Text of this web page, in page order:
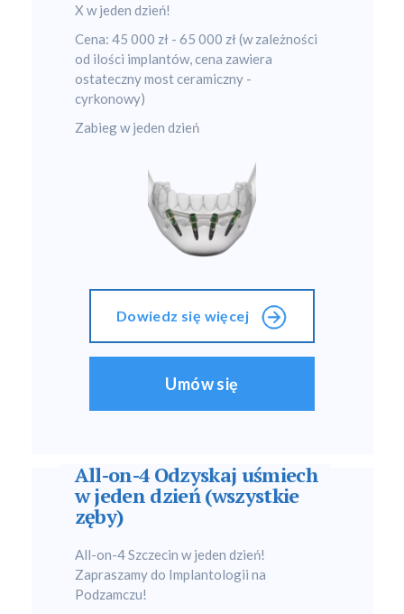
X w jeden dzień!
Cena: 45 000 zł - 65 000 zł (w zależności
od ilości implantów, cena zawiera
ostateczny most ceramiczny -
cyrkonowy)
Zabieg w jeden dzień
Dowiedz się więcej
Umów się
All-on-4 Odzyskaj uśmiech
w jeden dzień (wszystkie
zęby)
All-on-4 Szczecin w jeden dzień!
Zapraszamy do Implantologii na
Podzamczu!